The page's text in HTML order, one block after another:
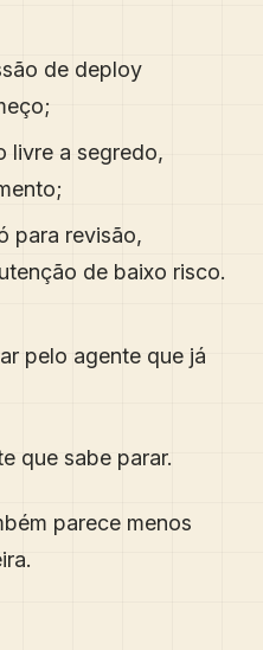
de deploy
livre a segredo,
para revisão,
de baixo risco.
pelo agente que já
que sabe parar.
parece menos